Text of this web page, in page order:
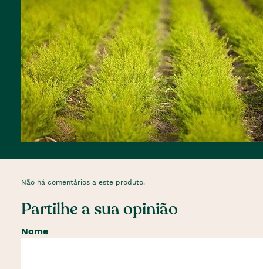
Não há comentários a este produto.
Partilhe a sua opinião
Nome